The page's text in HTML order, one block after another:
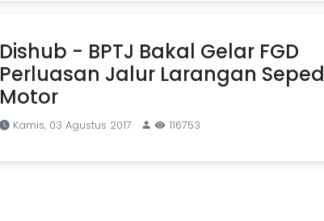
Dishub - BPTJ Bakal Gelar FGD
Perluasan Jalur Larangan
Motor
Kamis, 03 Agustus 2017 116753